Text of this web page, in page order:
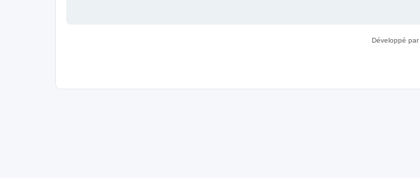
Développé par